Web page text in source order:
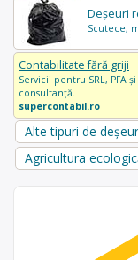
Deșeuri
Scutece,
Contabilitate fără griji
Servicii pentru SRL, PFA
consultanță.
supercontabil.ro
Alte tipuri de
Agricultura